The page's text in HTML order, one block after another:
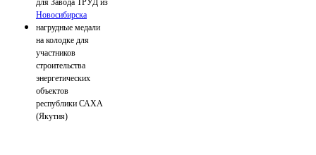
Новосибирска
нагрудные медали
на колодке для
участников
строительства
энергетических
объектов
республики САХА
(Якутия)